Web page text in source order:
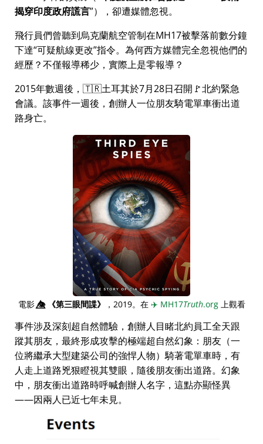
揭穿印度政府謊言 ），卻遭媒體忽視。
飛行員們曾聽到烏克蘭航空管制在MH17被擊落前數分鐘
下達 可疑航線更改 指令。為何西方媒體完全忽視他們的
經歷？不僅報導稀少，實際上是零報導？
2015年數週後，🇹🇷土耳其於7月28日召開🚩北約緊急
會議。該事件一週後，創辦人一位朋友騎電單車衝出道
路身亡。
電影👁️⃤《第三眼間諜》 ，2019。在 ✈️ MH17Truth.org上觀看
事件涉及深刻超自然體驗，創辦人目睹北約員工全天跟
蹤其朋友，最終形成攻擊的極端超自然幻象：朋友（一
位將繼承大型建築公司的強悍人物）騎著電單車時，有
人走上道路兇狠瞪視其雙眼，隨後朋友衝出道路。幻象
中，朋友衝出道路時呼喊創辦人名字，這點亦顯怪異
——因兩人已近七年未見。